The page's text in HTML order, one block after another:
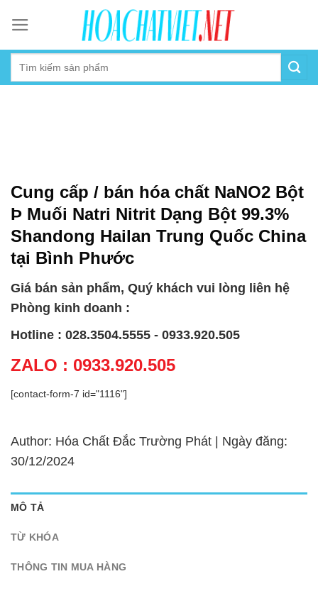
content
Cung cấp / bán hóa chất NaNO2 Bột
Þ Muối Natri Nitrit Dạng Bột 99.3%
Shandong Hailan Trung Quốc China
tại Bình Phước
Giá bán sản phẩm, Quý khách vui lòng liên hệ
Phòng kinh doanh :
Hotline : 028.3504.5555 - 0933.920.505
ZALO : 0933.920.505
[contact-form-7 id="1116"]
Author: Hóa Chất Đắc Trường Phát | Ngày đăng:
30/12/2024
MÔ TẢ
TỪ KHÓA
THÔNG TIN MUA HÀNG